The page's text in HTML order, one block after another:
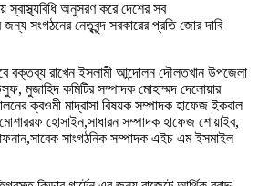
স্বাস্থ্যবিধি অনুসরণ করে দেশের সব
জন্য সংগঠনের নেতৃবৃন্দ সরকারের প্রতি জোর দাবি
বক্তব্য রাখেন ইসলামী আন্দোলন দৌলতখান উপজেলা
মুজাহিদ কমিটির সম্পাদক মোহাম্মদ দেলোয়ার
ক্বওমী মাদ্রাসা বিষয়ক সম্পাদক হাফেজ ইকবাল
হোসাইন,সাধারন সম্পাদক হাফেজ শোয়াইব,
সাংগঠনিক সম্পাদক এইচ এম ইসমাইল